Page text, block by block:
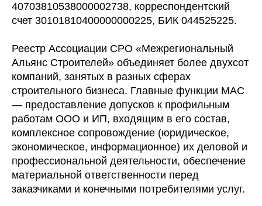
40703810538000002738, корреспондентский
счет 30101810400000000225, БИК 044525225.
Реестр Ассоциации СРО «Межрегиональный
Альянс Строителей» объединяет более двухсот
компаний, занятых в разных сферах
строительного бизнеса. Главные функции МАС
— предоставление допусков к профильным
работам ООО и ИП, входящим в его состав,
комплексное сопровождение (юридическое,
экономическое, информационное) их деловой и
профессиональной деятельности, обеспечение
материальной ответственности перед
заказчиками и конечными потребителями услуг.